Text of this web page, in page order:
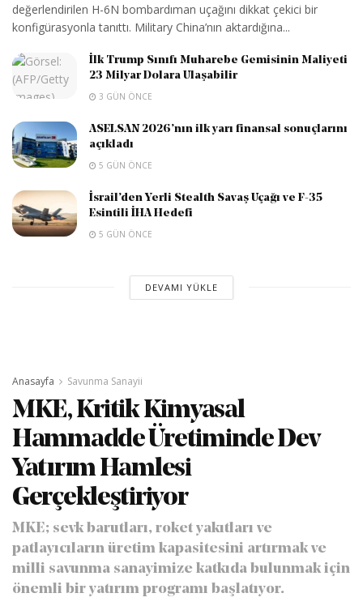
değerlendirilen H-6N bombardıman uçağını dikkat çekici bir
konfigürasyonla tanıttı. Military China’nın aktardığına...
İlk Trump Sınıfı Muharebe Gemisinin Maliyeti
23 Milyar Dolara Ulaşabilir
3 GÜN ÖNCE
ASELSAN 2026’nın ilk yarı finansal sonuçlarını
açıkladı
5 GÜN ÖNCE
İsrail’den Yerli Stealth Savaş Uçağı ve F-35
Esintili İHA Hedefi
5 GÜN ÖNCE
DEVAMI YÜKLE
Anasayfa Savunma Sanayii
MKE, Kritik Kimyasal
Hammadde Üretiminde Dev
Yatırım Hamlesi
Gerçekleştiriyor
MKE; sevk barutları, roket yakıtları ve
patlayıcıların üretim kapasitesini artırmak ve
milli savunma sanayimize katkıda bulunmak için
önemli bir yatırım programı başlatıyor.